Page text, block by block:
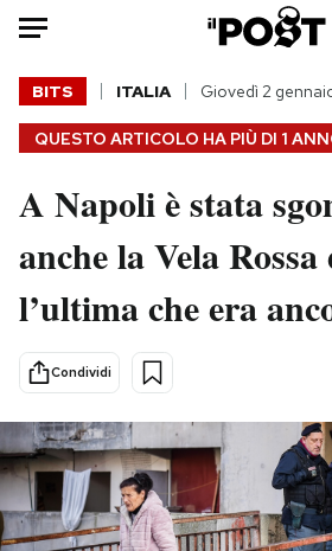
Auto
HOME
Italia
Politica
Tecnologia
Scienza
Economia
Sport
QUESTO ARTICOLO HA PIÙ DI 1
BITS ITALIA Giovedì 2
A Napoli è stata
anche la Vela
l’ultima che era
Condividi